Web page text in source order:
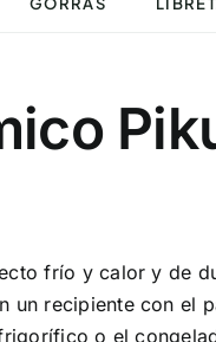
frío y calor y de
un recipiente con el
o el